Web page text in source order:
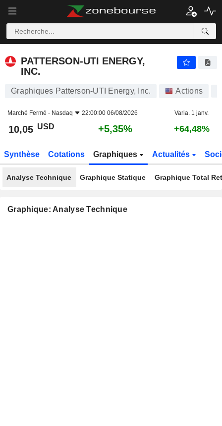
PATTERSON-UTI ENERGY,
INC.
Graphiques Patterson-UTI Energy, Inc. Actions
Marché Fermé - Nasdaq 22:00:00 06/08/2026 Varia. 1 janv.
10,05 USD +5,35% +64,48%
Synthèse Cotations Graphiques Actualités
Analyse Technique Graphique Statique Graphique Total
Graphique: Analyse Technique